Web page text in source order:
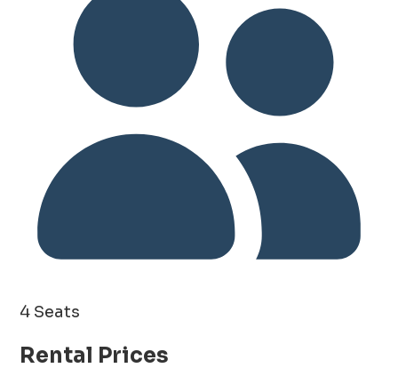
4 Seats
Rental Prices